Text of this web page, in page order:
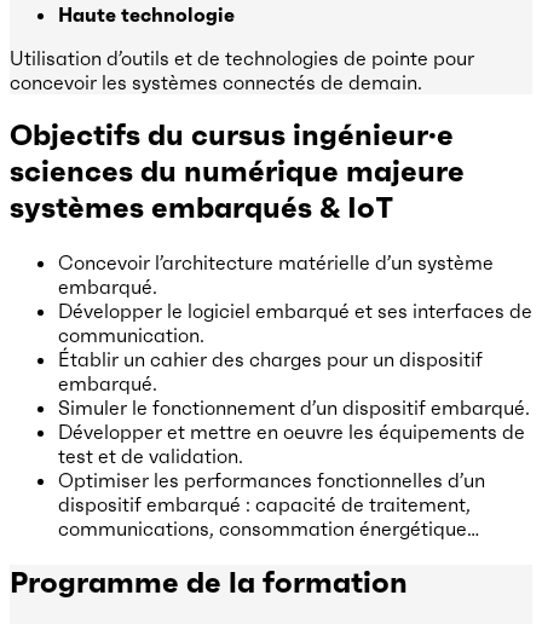
Haute technologie
Utilisation d’outils et de technologies de pointe pour
concevoir les systèmes connectés de demain.
Objectifs du cursus ingénieur·e
sciences du numérique majeure
systèmes embarqués & IoT
Concevoir l’architecture matérielle d’un système
embarqué.
Développer le logiciel embarqué et ses interfaces de
communication.
Établir un cahier des charges pour un dispositif
embarqué.
Simuler le fonctionnement d’un dispositif embarqué.
Développer et mettre en oeuvre les équipements de
test et de validation.
Optimiser les performances fonctionnelles d’un
dispositif embarqué : capacité de traitement,
communications, consommation énergétique…
Programme de la formation